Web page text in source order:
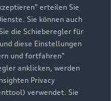
erteilen Sie
Sie können auch
die Schieberegler für
diese Einstellungen
und fortfahren"
anklicken, werden
Privacy
verwendet. Sie
Team unseres
Belangen gerne